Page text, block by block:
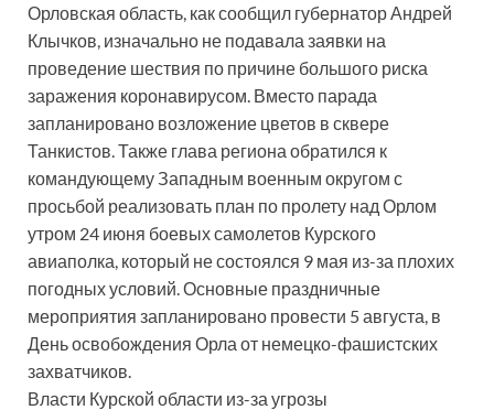
Орловская область, как сообщил губернатор Андрей
Клычков, изначально не подавала заявки на
проведение шествия по причине большого риска
заражения коронавирусом. Вместо парада
запланировано возложение цветов в сквере
Танкистов. Также глава региона обратился к
командующему Западным военным округом с
просьбой реализовать план по пролету над Орлом
утром 24 июня боевых самолетов Курского
авиаполка, который не состоялся 9 мая из-за плохих
погодных условий. Основные праздничные
мероприятия запланировано провести 5 августа, в
День освобождения Орла от немецко-фашистских
захватчиков.
Власти Курской области из-за угрозы